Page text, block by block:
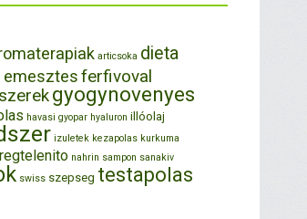
articsoka dieta
emesztesferfivoval
gyogynovenyes
havasi gyopar hyaluron illóolaj
izuletek kezapolas kurkuma
nahrin sampon sanakiv
swiss szepseg testapolas